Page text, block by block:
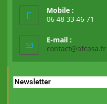
Mobile :
06 48 33 46 71
E-mail :
contact@afcasa.fr
Newsletter